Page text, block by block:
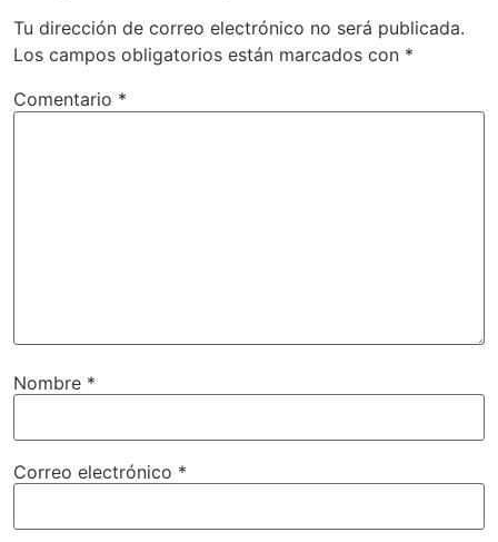
Tu dirección de correo electrónico no será publicada.
Los campos obligatorios están marcados con *
Comentario *
Nombre *
Correo electrónico *